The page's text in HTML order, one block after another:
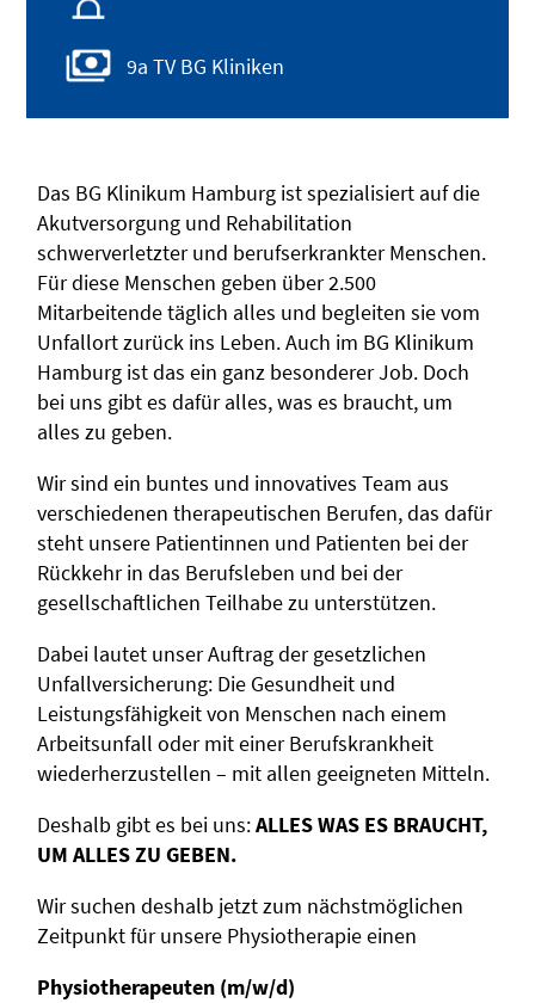
9a TV BG Kliniken
Das BG Klinikum Hamburg ist spezialisiert auf die
Akutversorgung und Rehabilitation
schwerverletzter und berufserkrankter Menschen.
Für diese Menschen geben über 2.500
Mitarbeitende täglich alles und begleiten sie vom
Unfallort zurück ins Leben. Auch im BG Klinikum
Hamburg ist das ein ganz besonderer Job. Doch
bei uns gibt es dafür alles, was es braucht, um
alles zu geben.
Wir sind ein buntes und innovatives Team aus
verschiedenen therapeutischen Berufen, das dafür
steht unsere Patientinnen und Patienten bei der
Rückkehr in das Berufsleben und bei der
gesellschaftlichen Teilhabe zu unterstützen.
Dabei lautet unser Auftrag der gesetzlichen
Unfallversicherung: Die Gesundheit und
Leistungsfähigkeit von Menschen nach einem
Arbeitsunfall oder mit einer Berufskrankheit
wiederherzustellen – mit allen geeigneten Mitteln.
Deshalb gibt es bei uns:ALLES WAS ES BRAUCHT,
UM ALLES ZU GEBEN.
Wir suchen deshalb jetzt zum nächstmöglichen
Zeitpunkt für unsere Physiotherapie einen
Physiotherapeuten (m/w/d)